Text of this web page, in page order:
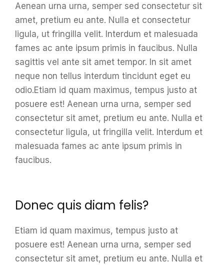
Aenean urna urna, semper sed consectetur sit
amet, pretium eu ante. Nulla et consectetur
ligula, ut fringilla velit. Interdum et malesuada
fames ac ante ipsum primis in faucibus. Nulla
sagittis vel ante sit amet tempor. In sit amet
neque non tellus interdum tincidunt eget eu
odio.Etiam id quam maximus, tempus justo at
posuere est! Aenean urna urna, semper sed
consectetur sit amet, pretium eu ante. Nulla et
consectetur ligula, ut fringilla velit. Interdum et
malesuada fames ac ante ipsum primis in
faucibus.
Donec quis diam felis?
Etiam id quam maximus, tempus justo at
posuere est! Aenean urna urna, semper sed
consectetur sit amet, pretium eu ante. Nulla et